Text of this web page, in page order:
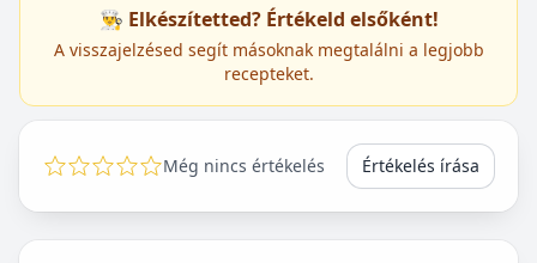
👨‍🍳 Elkészítetted? Értékeld elsőként!
A visszajelzésed segít másoknak megtalálni a legjobb
recepteket.
Még nincs értékelés Értékelés írása